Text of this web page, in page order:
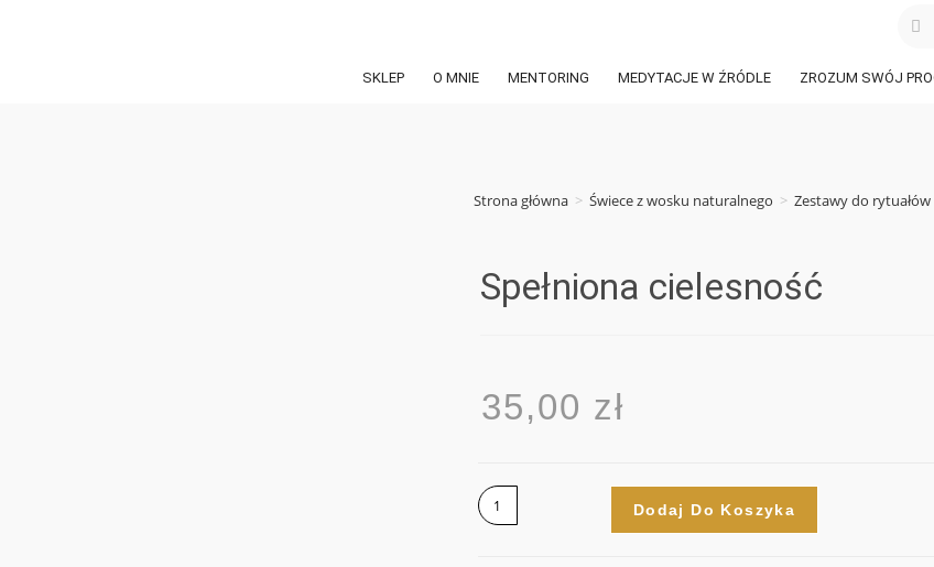
SKLEP O MNIE MENTORING MEDYTACJE W ŹRÓDLE ZROZUM SWÓJ
Strona główna > Świece z wosku naturalnego > Zestawy do rytuałów
Spełniona cielesność
35,00 zł
Dodaj Do Koszyka